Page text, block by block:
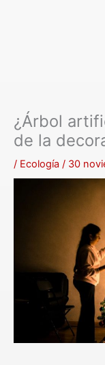
¿Árbol
de la
/ Ecología / 30